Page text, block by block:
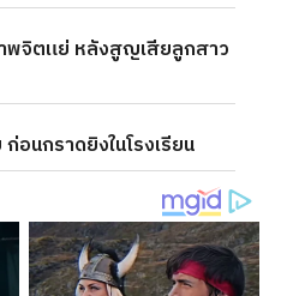
พจิตแย่ หลังสูญเสียลูกสาว
อนกราดยิงในโรงเรียน